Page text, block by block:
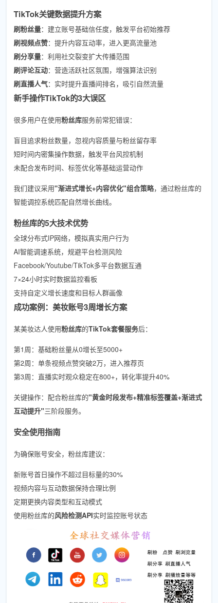
TikTok关键数据提升方案
刷粉丝量：建立账号基础信任度，触发平台初始推荐
刷视频点赞：提升内容互动率，进入更高流量池
刷分享量：利用社交裂变扩大传播范围
刷评论互动：营造活跃社区氛围，增强算法识别
刷直播人气：实时提升直播间排名，吸引自然流量
新手操作TikTok的3大误区
很多用户在使用粉丝库服务前常犯错误：
盲目追求粉丝数量，忽视内容质量与粉丝留存率
短时间内密集操作数据，触发平台风控机制
未配合发布时间、标签优化等基础运营动作
我们建议采用"渐进式增长+内容优化"组合策略，通过粉丝库的
智能调控系统匹配自然增长曲线。
粉丝库的5大技术优势
全球分布式IP网络，模拟真实用户行为
AI智能调速系统，规避平台检测风险
Facebook/Youtube/TikTok多平台数据互通
7×24小时实时数据监控看板
支持自定义增长速度和目标人群画像
成功案例：美妆账号3周增长方案
某美妆达人使用粉丝库的TikTok套餐服务后：
第1周：基础粉丝量从0增长至5000+
第2周：单条视频点赞突破2万，进入推荐页
第3周：直播实时观众稳定在800+，转化率提升40%
关键操作：配合粉丝库的"黄金时段发布+精准标签覆盖+渐进式
互动提升"三阶段服务。
安全使用指南
为确保账号安全，粉丝库建议：
新账号首日操作不超过目标量的30%
视频内容与互动数据保持合理比例
定期更换内容类型和互动模式
使用粉丝库的风险检测API实时监控账号状态